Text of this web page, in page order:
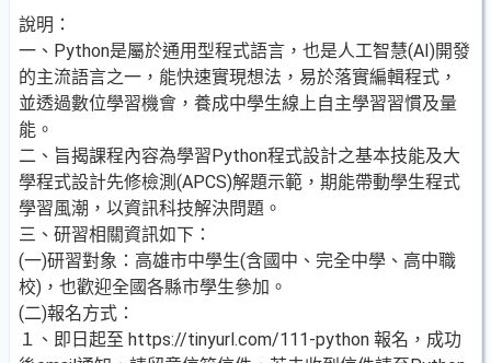
說明：
一、Python是屬於通用型程式語言，也是人工智慧(AI)開發
的主流語言之一，能快速實現想法，易於落實編輯程式，
並透過數位學習機會，養成中學生線上自主學習習慣及量
能。
二、旨揭課程內容為學習Python程式設計之基本技能及大
學程式設計先修檢測(APCS)解題示範，期能帶動學生程式
學習風潮，以資訊科技解決問題。
三、研習相關資訊如下：
(一)研習對象：高雄市中學生(含國中、完全中學、高中職
校)，也歡迎全國各縣市學生參加。
(二)報名方式：
１、即日起至 https://tinyurl.com/111-python 報名，成功